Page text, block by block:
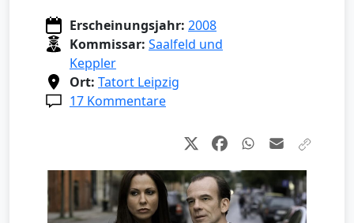
Erscheinungsjahr: 2008
Kommissar: Saalfeld und
Keppler
Ort: Tatort Leipzig
17 Kommentare